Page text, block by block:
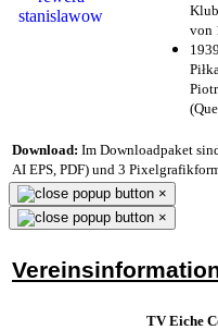
von
Download: Im Downloadpaket
AI EPS, PDF) und 3
×
×
TV Eiche